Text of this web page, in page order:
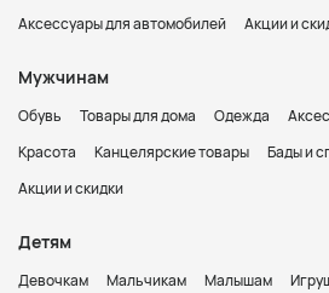
Аксессуары для автомобилей
Акции и
Мужчинам
Обувь Товары для дома Одежда
Красота
Канцелярские товары
Бады и
Акции и скидки
Детям
Девочкам Мальчикам Малышам